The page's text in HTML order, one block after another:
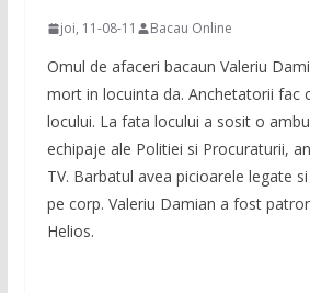
joi, 11-08-11 Bacau Online
Omul de afaceri bacaun Valeriu
mort in locuinta da. Anchetatorii fac
locului. La fata locului a sosit o
echipaje ale Politiei si Procuraturii,
TV. Barbatul avea picioarele legate
pe corp. Valeriu Damian a fost
Helios.